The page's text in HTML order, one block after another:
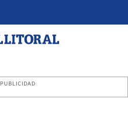
PUBLICIDAD